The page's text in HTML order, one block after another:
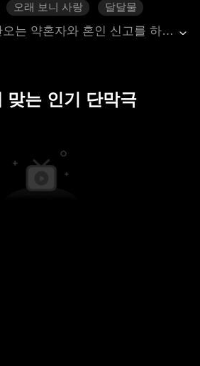
오래 보니 사랑
달달물
평범한 꽃집 주인 간오는 약혼자와 혼인 신고를 하기로 한 날, 억만장자인 부사감에게 결혼식에서 도망친 약혼녀로 오해받아 억지로 초고속 결혼을 하게 되었다. 생존을 위해 간오는 자신의 천재 의사 정체를 숨기지만, 부씨 집안의 할머니를 살리면서 그녀의 엄청난 능력이 드러나게 된다. 이후 부사감의 도움을 받아 그녀는 복수에 불탄 전 남자친구 강츠에게 맞서고, 계약 결혼 속에서 두 사람 사이에 사랑의 감정이 싹트시 시작한다. 또한 간오의 복잡한 출생 비밀도 서서히 밝혀지며, 결국 두 사람은 오해를 풀고 진정한 행복을 찾게 된다.
맞는 인기 단막극